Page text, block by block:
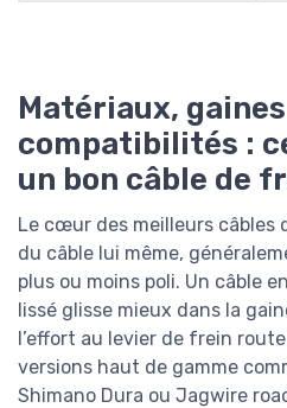
Matériaux,
compatibilités :
un bon câble de
Le cœur des meilleurs câbles
du câble lui même,
plus ou moins poli. Un câble
lissé glisse mieux dans la
l’effort au levier de frein
versions haut de gamme
Shimano Dura ou Jagwire